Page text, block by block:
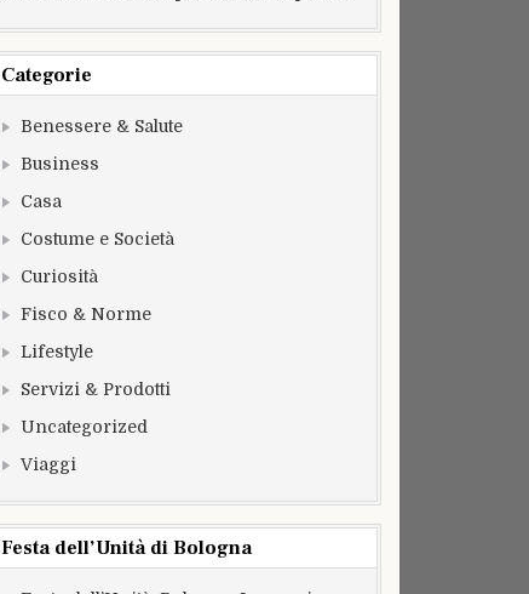
Categorie
Benessere & Salute
Business
Casa
Costume e Società
Curiosità
Fisco & Norme
Lifestyle
Servizi & Prodotti
Uncategorized
Viaggi
Festa dell’Unità di Bologna